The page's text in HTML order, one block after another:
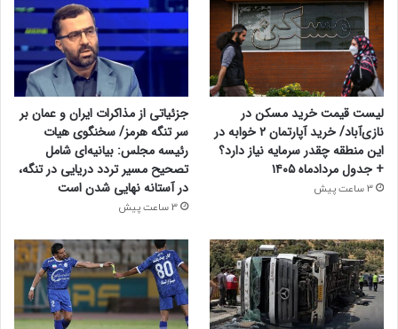
لیست قیمت خرید مسکن در
نازی‌آباد/ خرید آپارتمان ۲ خوابه در
این منطقه چقدر سرمایه نیاز دارد؟
+ جدول مردادماه ۱۴۰۵
3 ساعت پیش
جزئیاتی از مذاکرات ایران و عمان بر
سر تنگه هرمز/ سخنگوی هیات
رئیسه مجلس: بیانیه‌ای شامل
تصحیح مسیر تردد دریایی در تنگه،
در آستانه نهایی شدن است
3 ساعت پیش